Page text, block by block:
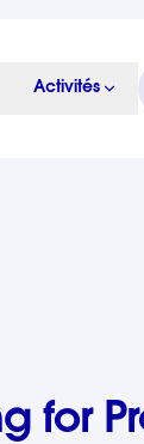
Activités
for